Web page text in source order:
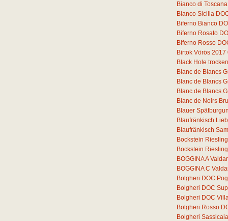
Bianco di
Bianco Sicilia
Biferno Bianco
Biferno Rosato
Biferno Rosso
Birtok Vörös 2017
Black Hole
Blanc de Blancs
Blanc de Blancs
Blanc de Blancs
Blanc de Noirs
Blauer
Blaufränkisch
Blaufränkisch
Bockstein
Bockstein
BOGGINA A
BOGGINA C
Bolgheri DOC
Bolgheri DOC
Bolgheri DOC
Bolgheri Rosso
Bolgheri